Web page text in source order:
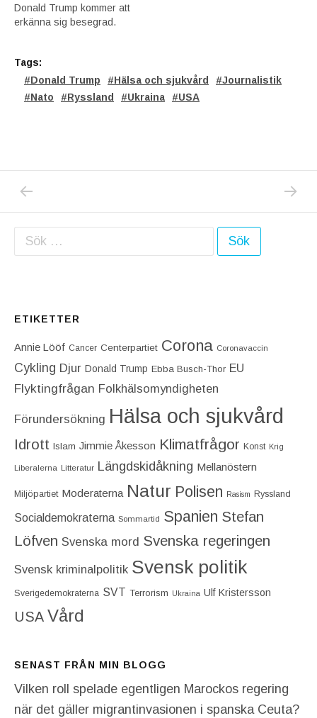
Donald Trump kommer att
erkänna sig besegrad.
Tags:
Donald Trump
Hälsa och sjukvård
Journalistik
Nato
Ryssland Ukraina USA
Inläggsnavigering
PREVIOUS POST: IDAG TOG JAG HEM EN
NEXT
Sök efter:
ETIKETTER
Annie Lööf Cancer Centerpartiet‎ Corona Coronavaccin
Cykling Djur Donald Trump Ebba Busch-Thor EU
Flyktingfrågan Folkhälsomyndigheten
Förundersökning Hälsa och sjukvård
Idrott Islam Jimmie Åkesson Klimatfrågor Konst Krig
Liberalerna Litteratur Längdskidåkning Mellanöstern
Miljöpartiet Moderaterna Natur Polisen Rasism Ryssland
Socialdemokraterna Sommartid Spanien Stefan
Löfven Svenska mord Svenska regeringen
Svensk kriminalpolitik Svensk politik
Sverigedemokraterna SVT Terrorism Ukraina Ulf Kristersson
USA Vård
SENAST FRÅN MIN BLOGG
Vilken roll spelade egentligen Marockos regering
när det gäller migrantinvasionen i spanska Ceuta?